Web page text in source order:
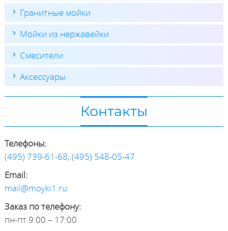
Гранитные мойки
Мойки из нержавейки
Смесители
Аксессуары
Контакты
Телефоны:
(495) 739-61-68, (495) 548-05-47
Email:
mail@moyki1.ru
Заказ по телефону:
пн-пт 9:00 – 17:00